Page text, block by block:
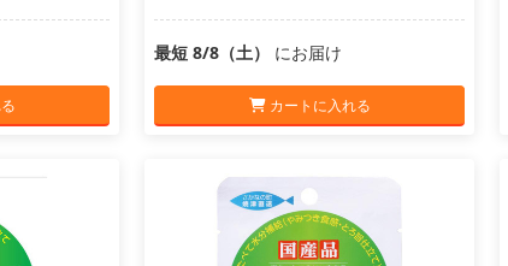
最短 8/8（土） にお届け
カートに入れる